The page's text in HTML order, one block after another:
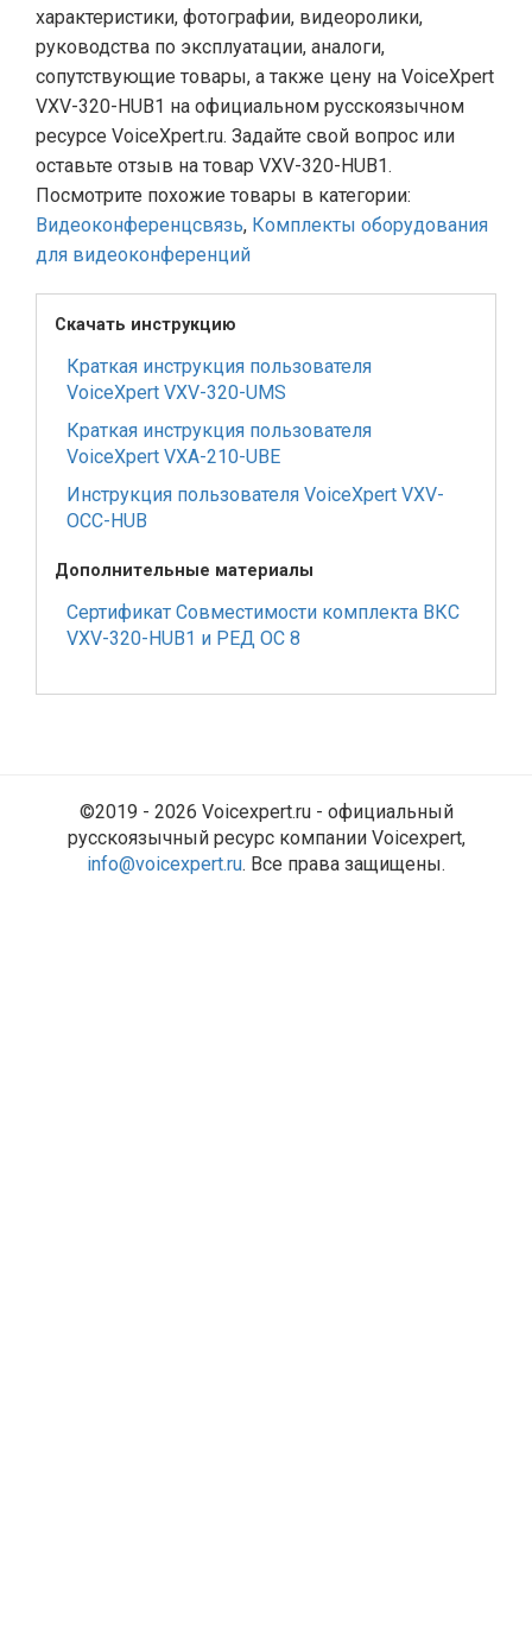
характеристики, фотографии, видеоролики,
руководства по эксплуатации, аналоги,
сопутствующие товары, а также цену на VoiceXpert
VXV-320-HUB1 на официальном русскоязычном
ресурсе VoiceXpert.ru. Задайте свой вопрос или
оставьте отзыв на товар VXV-320-HUB1.
Посмотрите похожие товары в категории:
Видеоконференцсвязь, Комплекты оборудования
для видеоконференций
Скачать инструкцию
Краткая инструкция пользователя
VoiceXpert VXV-320-UMS
Краткая инструкция пользователя
VoiceXpert VXA-210-UBE
Инструкция пользователя VoiceXpert VXV-
OCC-HUB
Дополнительные материалы
Сертификат Совместимости комплекта ВКС
VXV-320-HUB1 и РЕД ОС 8
©2019 - 2026 Voicexpert.ru - официальный
русскоязычный ресурс компании Voicexpert,
info@voicexpert.ru. Все права защищены.